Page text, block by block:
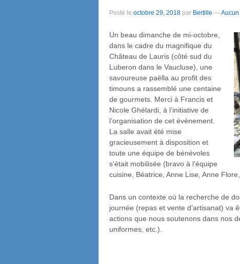
Posté le octobre 29, 2018 par Bertille —Aucun
Un beau dimanche de mi-octobre,
dans le cadre du magnifique du
Château de Lauris (côté sud du
Luberon dans le Vaucluse), une
savoureuse paëlla au profit des
timouns a rassemblé une centaine
de gourmets. Merci à Francis et
Nicole Ghélardi, à l’initiative de
l’organisation de cet événement.
La salle avait été mise
gracieusement à disposition et
toute une équipe de bénévoles
s’était mobilisée (bravo à l’équipe
cuisine, Béatrice, Anne Lise, Anne
Dans un contexte où la recherche de
journée (repas et vente d’artisanat) va
actions que nous soutenons dans nos
uniformes, etc.).